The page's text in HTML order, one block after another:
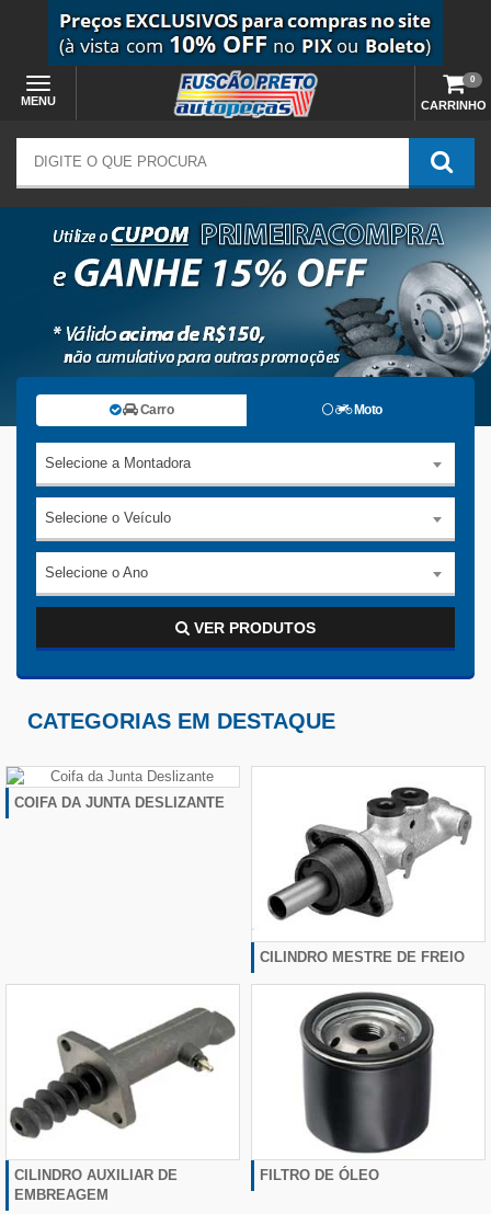
MENU CARRINHO
0
Carro Moto
Selecione a Montadora
Selecione o Veículo
Selecione o Ano
VER PRODUTOS
CATEGORIAS EM DESTAQUE
COIFA DA JUNTA DESLIZANTE
CILINDRO MESTRE DE FREIO
CILINDRO AUXILIAR DE
EMBREAGEM
FILTRO DE ÓLEO